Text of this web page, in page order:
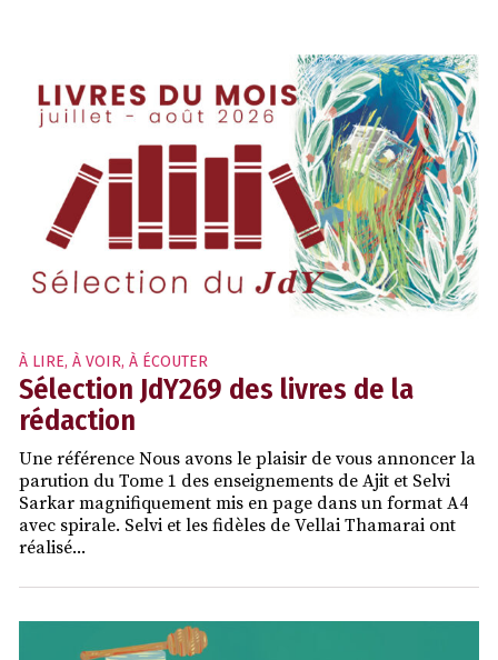
À LIRE, À VOIR, À ÉCOUTER
Sélection JdY269 des livres de la
rédaction
Une référence Nous avons le plaisir de vous annoncer la
parution du Tome 1 des enseignements de Ajit et Selvi
Sarkar magnifiquement mis en page dans un format A4
avec spirale. Selvi et les fidèles de Vellai Thamarai ont
réalisé...